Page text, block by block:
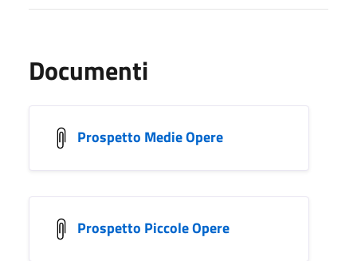
Documenti
Prospetto Medie Opere
Prospetto Piccole Opere